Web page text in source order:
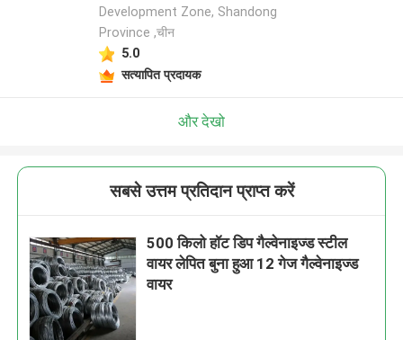
Development Zone, Shandong
Province ,चीन
5.0
सत्यापित प्रदायक
और देखो
सबसे उत्तम प्रतिदान प्राप्त करें
500 किलो हॉट डिप गैल्वेनाइज्ड स्टील
वायर लेपित बुना हुआ 12 गेज गैल्वेनाइज्ड
वायर